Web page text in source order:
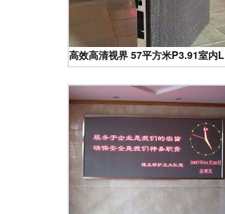
高效高清视界 57平方米P3.91室内